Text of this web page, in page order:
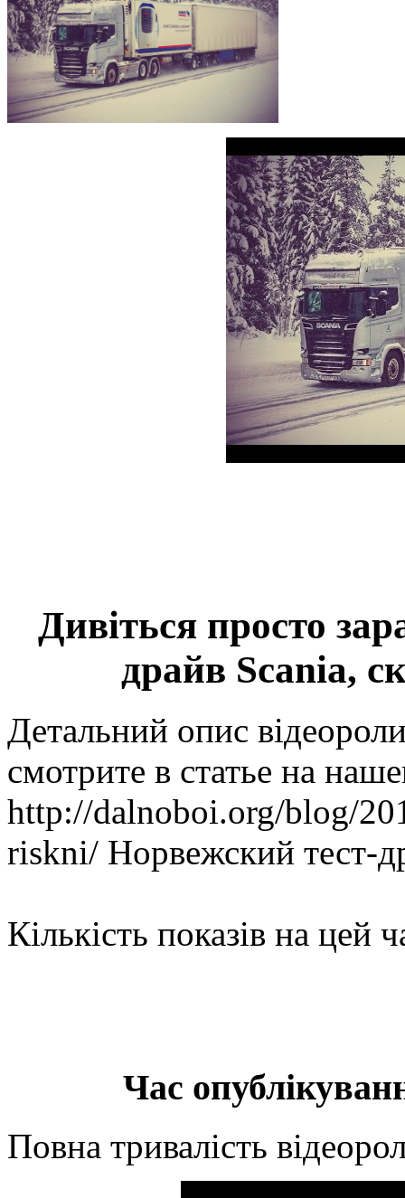
Дивіться просто
драйв Scania,
Детальний опис
смотрите в статье на
http://dalnoboi.org/blog/
riskni/ Норвежский тест-
Кількість показів на цей
Час
Повна тривалість